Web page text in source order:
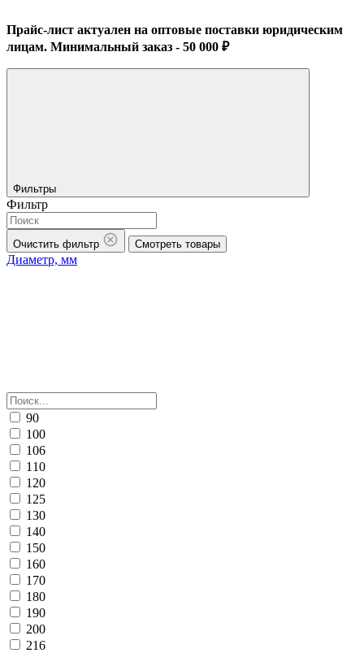
Прайс-лист актуален на оптовые поставки юридическим
лицам. Минимальный заказ - 50 000 ₽
Фильтры
Фильтр
Очистить фильтр Смотреть товары
Диаметр, мм
90
100
106
110
120
125
130
140
150
160
170
180
190
200
216